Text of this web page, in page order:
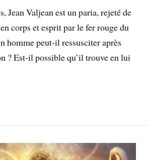
Jean Valjean est un paria, rejeté de
corps et esprit par le fer rouge du
homme peut-il ressusciter après
? Est-il possible qu’il trouve en lui